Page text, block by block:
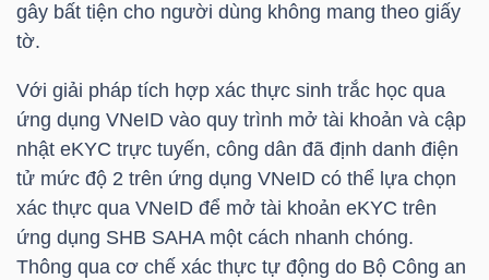
gây bất tiện cho người dùng không mang theo giấy
tờ.
Với giải pháp tích hợp xác thực sinh trắc học qua
ứng dụng VNeID vào quy trình mở tài khoản và cập
nhật eKYC trực tuyến, công dân đã định danh điện
tử mức độ 2 trên ứng dụng VNeID có thể lựa chọn
xác thực qua VNeID để mở tài khoản eKYC trên
ứng dụng SHB SAHA một cách nhanh chóng.
Thông qua cơ chế xác thực tự động do Bộ Công an
TẾ